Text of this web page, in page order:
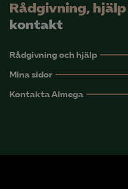
Rådgivning, hjälp
kontakt
Rådgivning och hjälp
Mina sidor
Kontakta Almega